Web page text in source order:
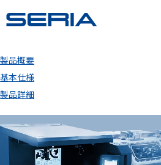
製品概要
基本仕様
製品詳細